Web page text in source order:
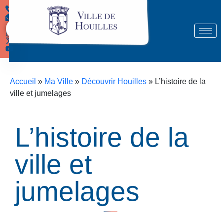
Démarches
Accueil » Ma Ville » Découvrir Houilles » L’histoire de la
ville et jumelages
L’histoire de la
ville et
jumelages